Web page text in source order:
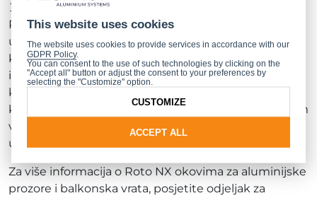
130 kg. Osim toga, kompatibilnost nekih dijelova za
PVC i drvene prozore i vrata pojednostavljuje i
ubrzava montažu. Donja šarka ima poseban element
koji smanjuje trenje i povećava trajnost, dok
integrirana ventilacija bez dodatne opreme pruža
krajnjem korisniku udobnost i jednostavnost
korištenja. Sustav se također prilagođava balkonskim
vratima s pragom, a sljedeća faza implementacije
uključivat će zakrivljene i nagnute prozore.
Za više informacija o Roto NX okovima za aluminijske
prozore i balkonska vrata, posjetite odjeljak za
This website uses cookies
The website uses cookies to provide services in accordance with our
GDPR Policy.
You can consent to the use of such technologies by clicking on the
"Accept all" button or adjust the consent to your preferences by
selecting the "Customize" option.
ACCEPT ALL
CUSTOMIZE